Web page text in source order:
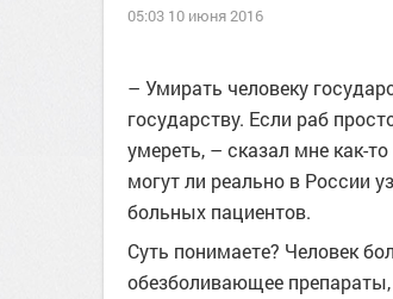
05:03 10 июня 2016
– Умирать человеку
государству. Если раб
умереть, – сказал мне как-
могут ли реально в России
больных пациентов.
Суть понимаете? Человек
обезболивающее